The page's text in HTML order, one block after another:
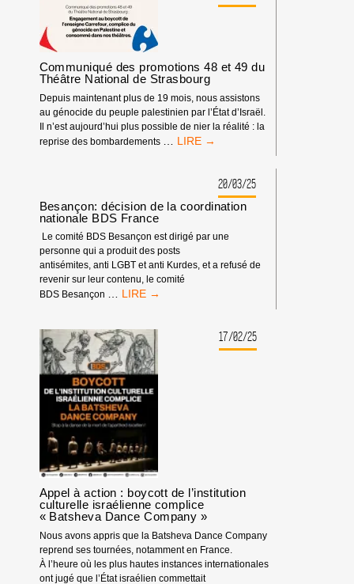
CONTRE
GAZA
Communiqué des promotions 48 et 49 du
Théâtre National de Strasbourg
Depuis maintenant plus de 19 mois, nous assistons
au génocide du peuple palestinien par l’État d’Israël.
Il n’est aujourd’hui plus possible de nier la réalité : la
reprise des bombardements
COMMUNIQUÉ
49
THÉÂTRE
NATIONAL
DE
STRASBOURG
20/03/25
Besançon: décision de la coordination
nationale BDS France
Le comité BDS Besançon est dirigé par une
personne qui a produit des posts
antisémites, anti LGBT et anti Kurdes, et a refusé de
revenir sur leur contenu, le comité
BDS Besançon
BESANÇON:
LA
COORDINATION
NATIONALE
BDS
FRANCE
17/02/25
Appel à action : boycott de l’institution
culturelle israélienne complice
« Batsheva Dance Company »
Nous avons appris que la Batsheva Dance Company
reprend ses tournées, notamment en France.
À l’heure où les plus hautes instances internationales
ont jugé que l’État israélien commettait